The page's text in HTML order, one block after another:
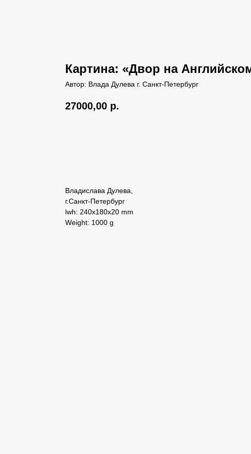
Картина: «Двор на
Автор: Влада Дулева г. Санкт-Петербург
27000,00 р.
Владислава Дулева,
г.Санкт-Петербург
lwh: 240x180x20 mm
Weight: 1000 g